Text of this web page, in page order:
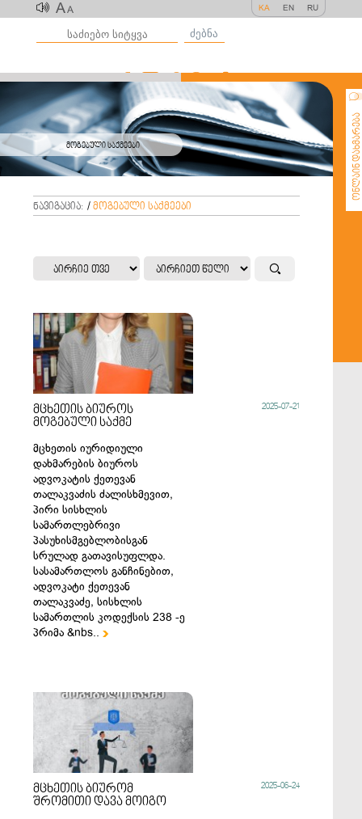
AA KA EN RU
ძებნა
მოგებული საქმეები ონლაინ დახმარება
ნავიგაცია: / მოგებული საქმეები

მცხეთის ბიუროს
მოგებული საქმე
მცხეთის იურიდიული
დახმარების ბიუროს
ადვოკატის ქეთევან
თალაკვაძის ძალისხმევით,
პირი სისხლის
სამართლებრივი
პასუხისმგებლობისგან
სრულად გათავისუფლდა.
სასამართლოს განჩინებით,
ადვოკატი ქეთევან
თალაკვაძე, სისხლის
სამართლის კოდექსის 238 -ე
პრიმა &nbs..
2025-07-21
მცხეთის ბიურომ
შრომითი დავა მოიგო
2025-06-24